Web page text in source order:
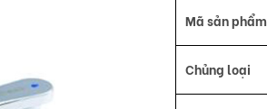
Mã sản phẩm
Chủng loại